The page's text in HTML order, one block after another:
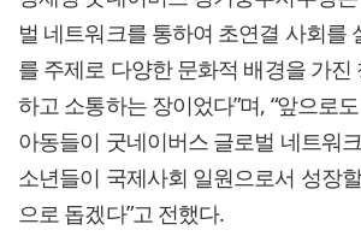
벌 네트워크를 통하여 초연결 사회를
를 주제로 다양한 문화적 배경을 가진
하고 소통하는 장이었다”며, “앞으로
아동들이 굿네이버스 글로벌 네트워
소년들이 국제사회 일원으로서 성장
으로 돕겠다”고 전했다.